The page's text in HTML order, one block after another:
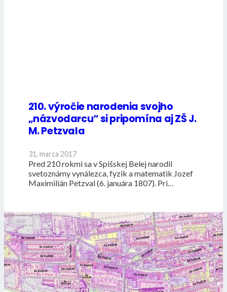
210. výročie narodenia svojho
„názvodarcu“ si pripomína aj ZŠ J.
M. Petzvala
31. marca 2017
Pred 210 rokmi sa v Spišskej Belej narodil
svetoznámy vynálezca, fyzik a matematik Jozef
Maximilián Petzval (6. januára 1807). Pri…